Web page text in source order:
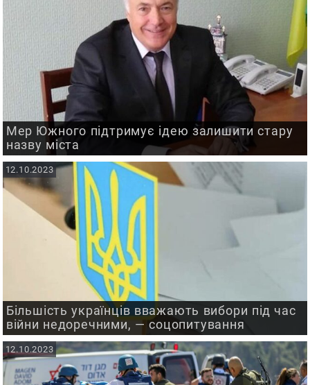
Мер Южного підтримує ідею залишити стару
назву міста
Більшість українців вважають вибори під час
війни недоречними, — соцопитування
12.10.2023
12.10.2023